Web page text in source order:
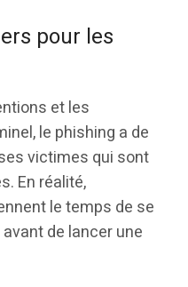
pour les
et les
le phishing a de
victimes qui sont
En réalité,
le temps de se
de lancer une